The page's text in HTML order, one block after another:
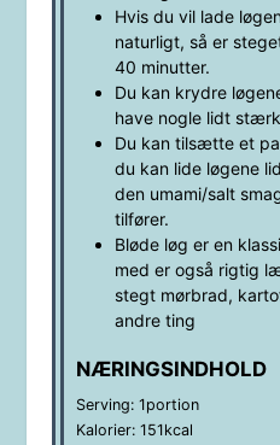
Hvis du vil lade
naturligt, så er
40 minutter.
Du kan krydre
have nogle lidt
Du kan tilsætte et
du kan lide løgene
den umami/salt
tilfører.
Bløde løg er en
med er også rigtig
stegt mørbrad,
andre ting
NÆRINGSINDHOLD
Serving: 1portion
Kalorier: 151kcal